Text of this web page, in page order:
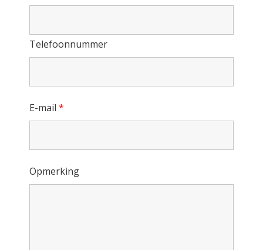
Telefoonnummer
E-mail *
Opmerking